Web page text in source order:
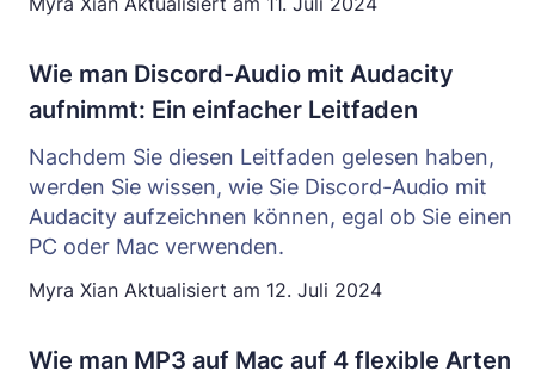
Wie man Discord-Audio mit Audacity
aufnimmt: Ein einfacher Leitfaden
Nachdem Sie diesen Leitfaden gelesen haben,
werden Sie wissen, wie Sie Discord-Audio mit
Audacity aufzeichnen können, egal ob Sie einen
PC oder Mac verwenden.
Myra Xian Aktualisiert am 12. Juli 2024
Wie man MP3 auf Mac auf 4 flexible Arten